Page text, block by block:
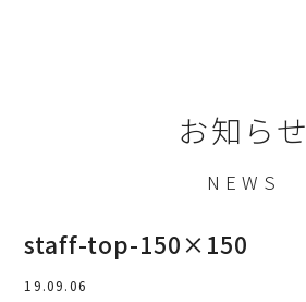
お知らせ
NEWS
staff-top-150×150
19.09.06